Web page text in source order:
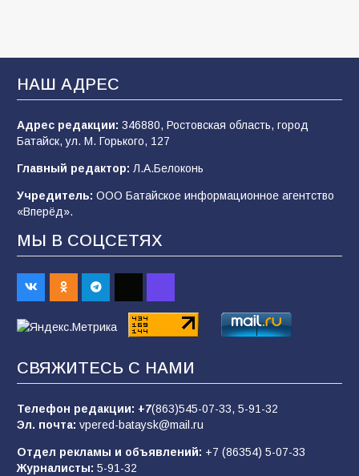
В Батайске продолжаются дорожные работы
107 04.08.2026
после выборов: в Госдуме дали ответ
107 06.08.2026
В детском саду № 35 дети освоили
строительные профессии в ходе
спортивного праздника
07.08.2026
«Слухами Москву не возьмёшь»: почему
заявления Киева о мобилизации — это
отчаяние, а не разведка
83 02.08.2026
НАШ АДРЕС
Адрес редакции: 346880, Ростовская область, город
Батайск, ул. М. Горького, 127
Главный редактор: Л.А.Белоконь
Учредитель: ООО Батайское информационное агентство
«Вперёд».
МЫ В СОЦСЕТЯХ
СВЯЖИТЕСЬ С НАМИ
Телефон редакции: +7(863)545-07-33, 5-91-32
Эл. почта: vpered-bataysk@mail.ru
Отдел рекламы и объявлений: +7 (86354) 5-07-33
Журналисты: 5-91-32